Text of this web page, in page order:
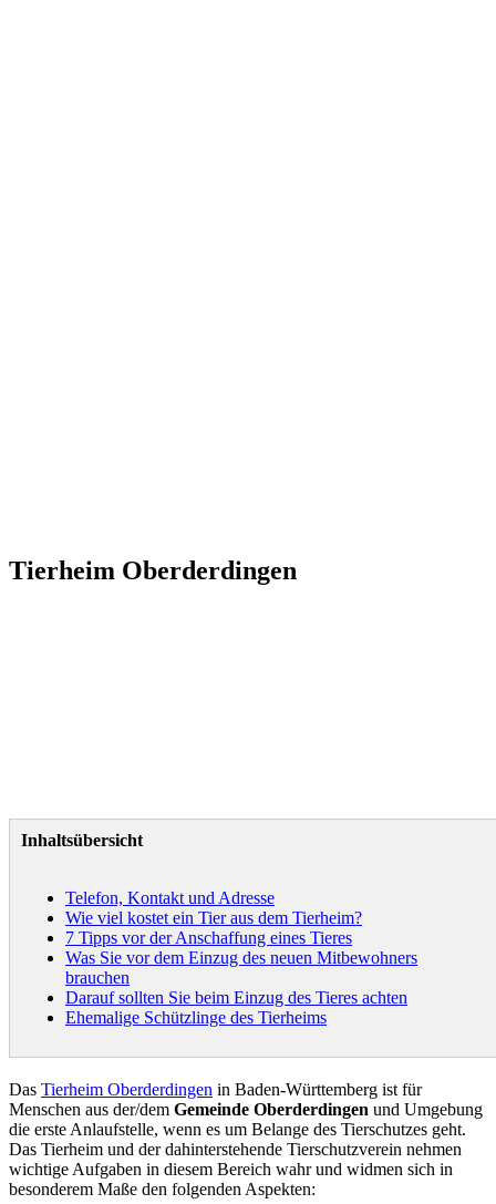
Tierheim Oberderdingen
Inhaltsübersicht
Telefon, Kontakt und Adresse
Wie viel kostet ein Tier aus dem Tierheim?
7 Tipps vor der Anschaffung eines Tieres
Was Sie vor dem Einzug des neuen Mitbewohners
brauchen
Darauf sollten Sie beim Einzug des Tieres achten
Ehemalige Schützlinge des Tierheims
Das Tierheim Oberderdingen in Baden-Württemberg ist für
Menschen aus der/dem Gemeinde Oberderdingen und Umgebung
die erste Anlaufstelle, wenn es um Belange des Tierschutzes geht.
Das Tierheim und der dahinterstehende Tierschutzverein nehmen
wichtige Aufgaben in diesem Bereich wahr und widmen sich in
besonderem Maße den folgenden Aspekten: